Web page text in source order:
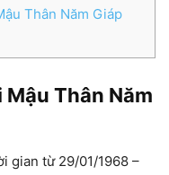
Thân Năm Giáp
Mậu Thân Năm
gian từ 29/01/1968 –